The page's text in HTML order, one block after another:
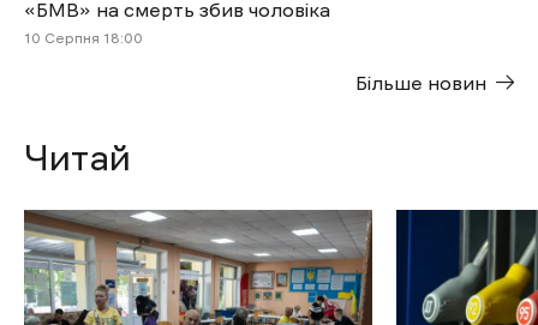
«БМВ» на смерть збив чоловіка
10 Cерпня 18:00
Більше новин
Читай